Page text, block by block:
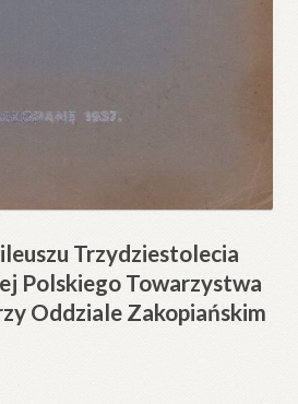
Trzydziestolecia
Polskiego Towarzystwa
Oddziale Zakopiańskim